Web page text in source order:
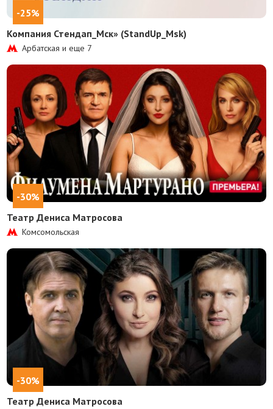
-25%
Компания Стендап_Мск» (StandUp_Msk)
Арбатская и еще 7
-30%
Театр Дениса Матросова
Комсомольская
-30%
Театр Дениса Матросова